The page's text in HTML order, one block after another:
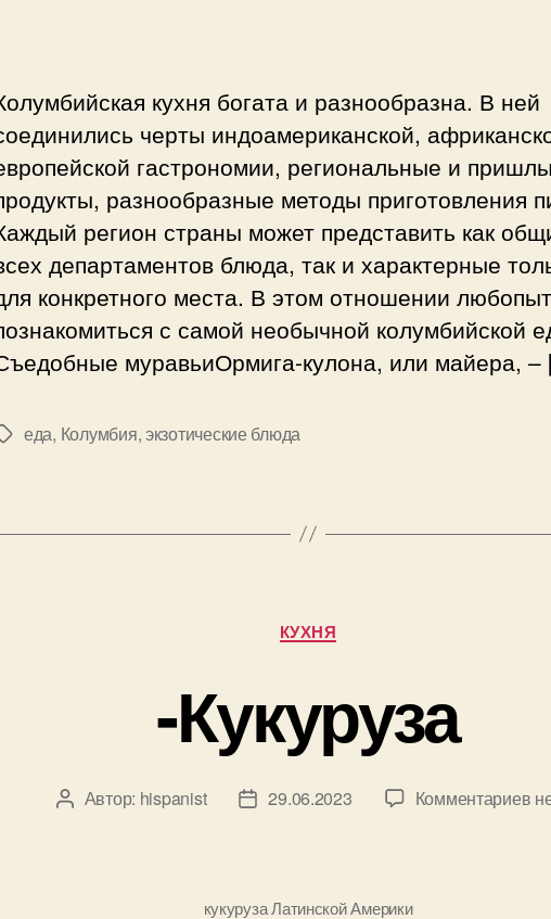
кухня богата и разнообразна. В ней
черты индоамериканской,
гастрономии, региональные и
разнообразные методы приготовления
регион страны может представить как
департаментов блюда, так и характерные
конкретного места. В этом отношении
с самой необычной колумбийской
муравьиОрмига-кулона, или майера,
еда, Колумбия,экзотические блюда
Рубрики
КУХНЯ
-Кукуруза
Автор
Автор: hispanist
Дата29.06.2023 Комментариевк
кукуруза Латинской Америки